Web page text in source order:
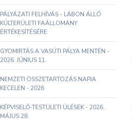
PÁLYÁZATI FELHÍVÁS - LÁBON ÁLLÓ
KÜLTERÜLETI FAÁLLOMÁNY
ÉRTÉKESÍTÉSÉRE
GYOMIRTÁS A VASÚTI PÁLYA MENTÉN -
2026. JÚNIUS 11.
NEMZETI ÖSSZETARTOZÁS NAPJA
KECELEN - 2026
KÉPVISELŐ-TESTÜLETI ÜLÉSEK - 2026.
MÁJUS 28.